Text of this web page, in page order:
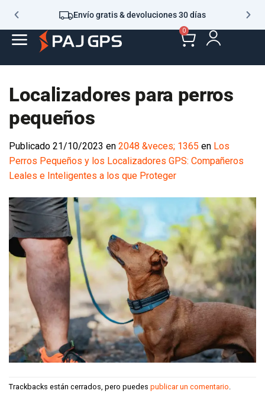
Envío gratis & devoluciones 30 días
0
Localizadores para perros
pequeños
Publicado 21/10/2023 en 2048 &veces; 1365 en Los
Perros Pequeños y los Localizadores GPS: Compañeros
Leales e Inteligentes a los que Proteger
Trackbacks están cerrados, pero puedes publicar un comentario.